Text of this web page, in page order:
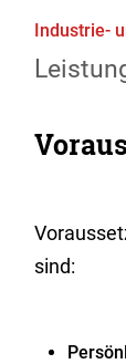
Industrie-
sind: